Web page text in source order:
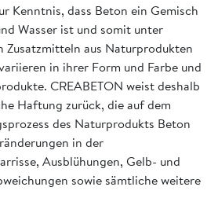
Kenntnis, dass Beton ein Gemisch
Wasser ist und somit unter
Zusatzmitteln aus Naturprodukten
in ihrer Form und Farbe und
CREABETON weist deshalb
Haftung zurück, die auf dem
des Naturprodukts Beton
in der
Ausblühungen, Gelb- und
sowie sämtliche weitere